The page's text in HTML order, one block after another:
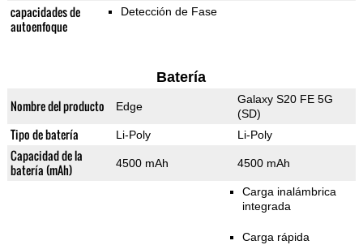
capacidades de
autoenfoque
Detección de Fase
Batería
Nombre del producto Edge
Galaxy S20 FE 5G
(SD)
Tipo de batería Li-Poly Li-Poly
Capacidad de la
batería (mAh)
4500 mAh 4500 mAh
Carga inalámbrica
integrada
Carga rápida